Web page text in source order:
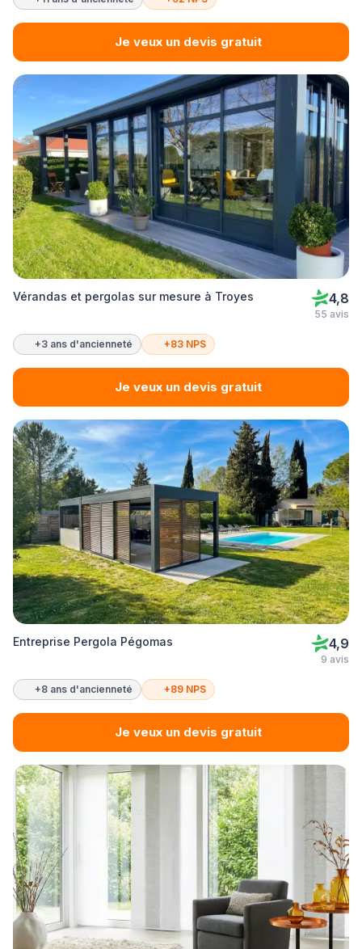
Je veux un devis gratuit
Vérandas et pergolas sur mesure à Troyes 4,8
55 avis
+3 ans d'ancienneté +83 NPS
Je veux un devis gratuit
Entreprise Pergola Pégomas 4,9
9 avis
+8 ans d'ancienneté +89 NPS
Je veux un devis gratuit